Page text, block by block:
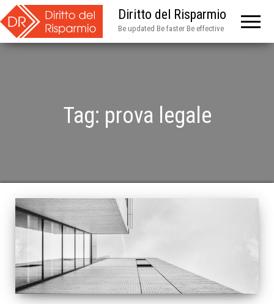
Diritto del Risparmio
Be updated Be faster Be effective
Tag: prova legale